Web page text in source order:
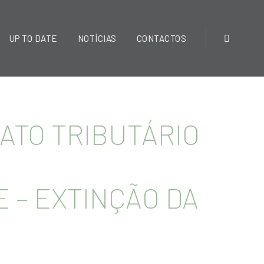
UP TO DATE NOTÍCIAS CONTACTOS
TRIBUTÁRIO
EXTINÇÃO DA